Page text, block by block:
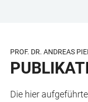
PROF. DR. ANDREAS
Die hier